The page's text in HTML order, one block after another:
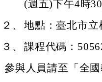
(週五)下午4時30
２、 地點：臺北市立
３、 課程代碼：
參與人員請至「全